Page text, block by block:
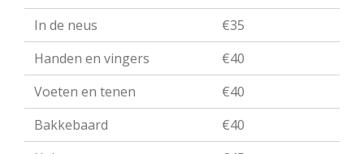
In de neus
€35
Handen en vingers
€40
Voeten en tenen
€40
Bakkebaard
€40